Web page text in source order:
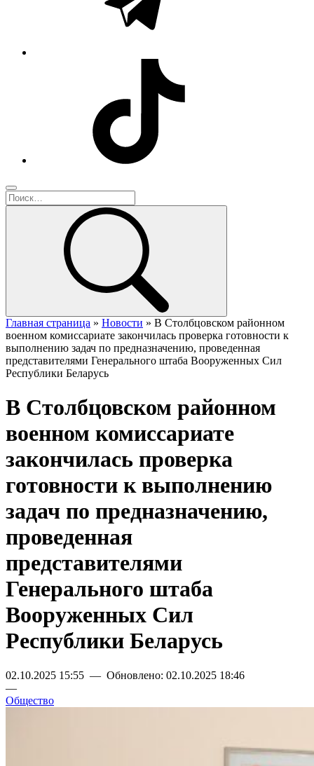
Главная страница » Новости » В Столбцовском районном
военном комиссариате закончилась проверка готовности к
выполнению задач по предназначению, проведенная
представителями Генерального штаба Вооруженных Сил
Республики Беларусь
В Столбцовском районном
военном комиссариате
закончилась проверка
готовности к выполнению
задач по предназначению,
проведенная
представителями
Генерального штаба
Вооруженных Сил
Республики Беларусь
02.10.2025 15:55 — Обновлено: 02.10.2025 18:46
—
Общество